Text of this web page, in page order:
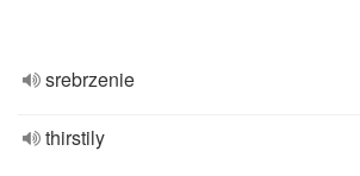
srebrzenie
thirstily